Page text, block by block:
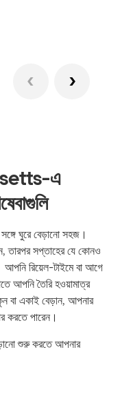
এ
ঘুরে বেড়ানো সহজ।
তারপর সপ্তাহের যে কোনও
রিয়েল-টাইমে বা আগে
আপনি তৈরি হওয়ামাত্র
বা একাই বেড়ান, আপনার
করতে পারেন।
শুরু করতে আপনার